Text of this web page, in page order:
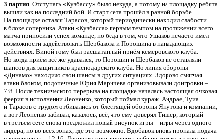
3 партия. Отступать «Кузбассу» было некуда, а потому на площадку ребята
вышли как на последний бой. И старт сета прошёл в равной борьбе.
На площадке остался Тарасов, который периодически находил слабости
в блоке соперника. Атаки «Кузбасса» первым темпом на протяжении всего
матча приносили успех команде, но беда в том, что Ушаков нечасто имел
возможности задействовать Щербакова и Порошина в нападающих
действиях. Виной тому был расшатанный приём кемеровского клуба.
Но когда приём всё же удавался, то Порошин и Щербаков не оставляли
шансов для защитников краснодарского клуба. Но линия обороны
«Динамо» находило свои шансы в других ситуациях. Здорово смягчая
атаки блоком, подопечные Юрия Маричева организовывали доигровки –
7:8. После технического перерыва на площадке началась настоящая очковая
феерия в исполнении Леоненко, который поймал кураж. Андрае, Туиа
и Тарасов с трудом отбивались от блестящей обороны Янутова и компании,
а вот Леоненко забивал, казалось, всё, что ему доверял Тишер, который
в третьем сете снова предложил новый рисунок игры – игры через одного
лидера, но во всех зонах, где это возможно. Вдобавок вновь пропала подача